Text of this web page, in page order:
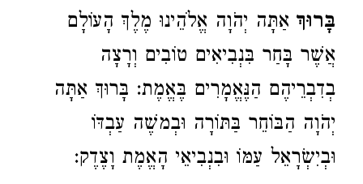
בָּרוּךְ אַתָּה יְהֹוָה אֱלֹהֵינוּ מֶלֶךְ הָעוֹלָם
אֲשֶׁר בָּחַר בִּנְבִיאִים טוֹבִים וְרָצָה
בְדִבְרֵיהֶם הַנֶּאֱמָרִים בֶּאֱמֶת: בָּרוּךְ אַתָּה
יְהֹוָה הַבּוֹחֵר בַּתּוֹרָה וּבְמשֶׁה עַבְדּוֹ
וּבְיִשְׂרָאֵל עַמּוֹ וּבִנְבִיאֵי הָאֱמֶת וָצֶדֶק: